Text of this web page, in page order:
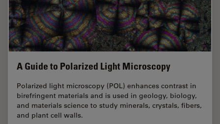
A Guide to Polarized Light Microscopy
Polarized light microscopy (POL) enhances contrast in
birefringent materials and is used in geology, biology,
and materials science to study minerals, crystals, fibers,
and plant cell walls.